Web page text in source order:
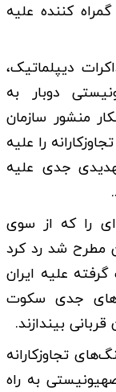
کننده علیه
دیپلماتیک،
دوبار به
منشور سازمان
را علیه
جدی علیه
را که از سوی
مطرح شد رد کرد
علیه ایران
جدی سکوت
بیندازند.
تجاوزکارانه
به راه